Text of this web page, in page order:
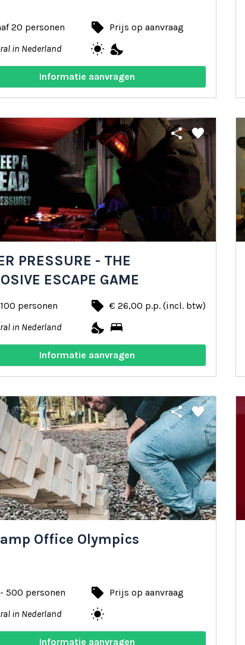
20 personen local_offer Prijs op aanvraag
in Nederland wb_sunny nights_stay
Informatie aanvragen
share favorite
PRESSURE - THE
ESCAPE GAME
personen local_offer € 26,00 p.p. (incl. btw)
in Nederland nights_stay bed
Informatie aanvragen
share favorite
Office Olympics
500 personen local_offer Prijs op aanvraag
in Nederland wb_sunny
Informatie aanvragen